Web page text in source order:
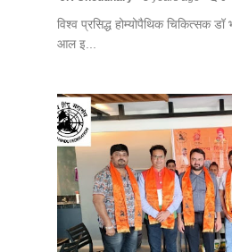
विश्व प्रसिद्ध होम्योपैथिक चिकित्सक
आल इ...